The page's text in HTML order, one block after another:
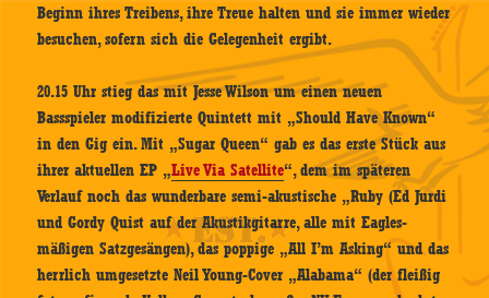
Beginn ihres Treibens, ihre Treue halten und sie immer wieder
besuchen, sofern sich die Gelegenheit ergibt.
20.15 Uhr stieg das mit Jesse Wilson um einen neuen
Bassspieler modifizierte Quintett mit „Should Have Known“
in den Gig ein. Mit „Sugar Queen“ gab es das erste Stück aus
ihrer aktuellen EP „Live Via Satellite“, dem im späteren
Verlauf noch das wunderbare semi-akustische „Ruby (Ed Jurdi
und Gordy Quist auf der Akustikgitarre, alle mit Eagles-
mäßigen Satzgesängen), das poppige „All I’m Asking“ und das
herrlich umgesetzte Neil Young-Cover „Alabama“ (der fleißig